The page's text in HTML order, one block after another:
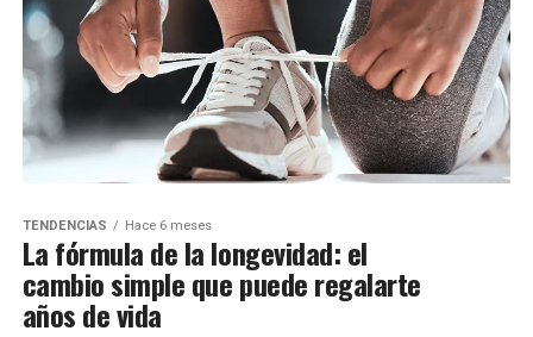
TENDENCIAS Hace 6 meses
La fórmula de la longevidad: el
cambio simple que puede regalarte
años de vida